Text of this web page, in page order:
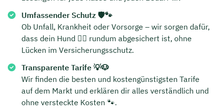
Umfassender Schutz 🛡️🐾
Ob Unfall, Krankheit oder Vorsorge – wir sorgen dafür,
dass dein Hund 🐕‍🦺 rundum abgesichert ist, ohne
Lücken im Versicherungsschutz.
Transparente Tarife 💡🐶
Wir finden die besten und kostengünstigsten Tarife
auf dem Markt und erklären dir alles verständlich und
ohne versteckte Kosten 🐾.